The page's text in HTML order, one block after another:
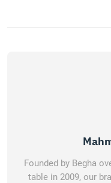
Founded by Begha
table in 2009, our